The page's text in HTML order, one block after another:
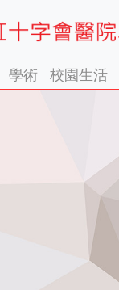
學術 校園生活